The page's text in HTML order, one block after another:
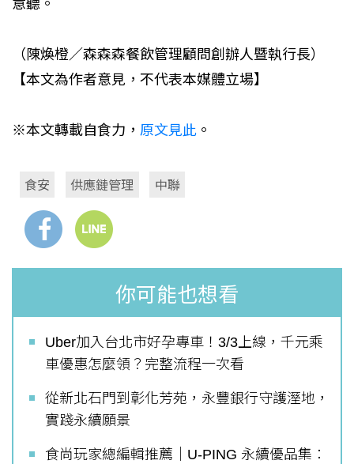
意聽。
（陳煥橙／森森森餐飲管理顧問創辦人暨執行長）
【本文為作者意見，不代表本媒體立場】
※本文轉載自食力， 原文見此 。
食安 供應鏈管理 中聯
你可能也想看
Uber加入台北市好孕專車！3/3上線，千元乘
車優惠怎麼領？完整流程一次看
從新北石門到彰化芳苑，永豐銀行守護溼地，
實踐永續願景
食尚玩家總編輯推薦｜U-PING 永續優品集：